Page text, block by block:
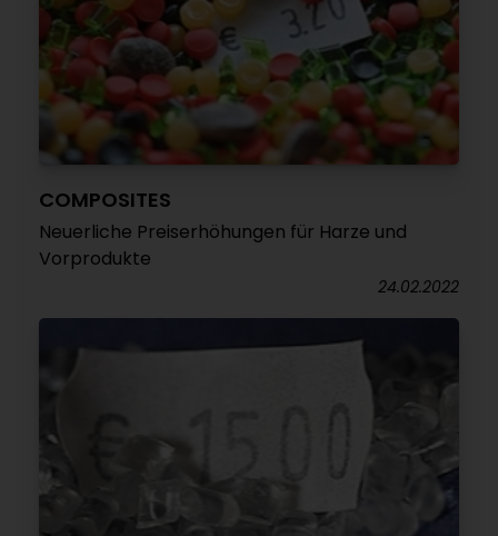
COMPOSITES
Neuerliche Preiserhöhungen für Harze und
Vorprodukte
24.02.2022